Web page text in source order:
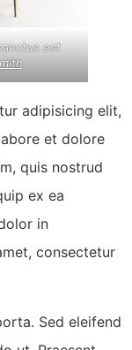
est
adipisicing elit,
et dolore
quis nostrud
ex ea
in
consectetur
Sed eleifend